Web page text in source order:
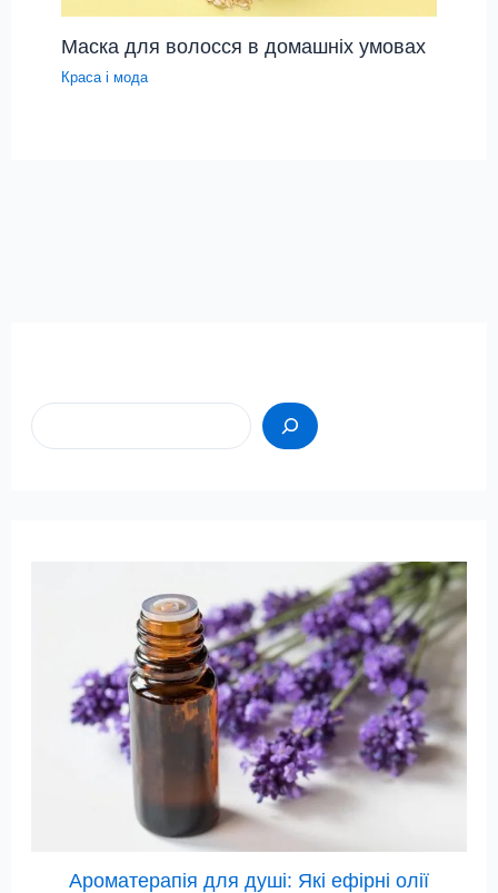
Маска для волосся в домашніх умовах
Краса і мода
Ароматерапія для душі: Які ефірні олії